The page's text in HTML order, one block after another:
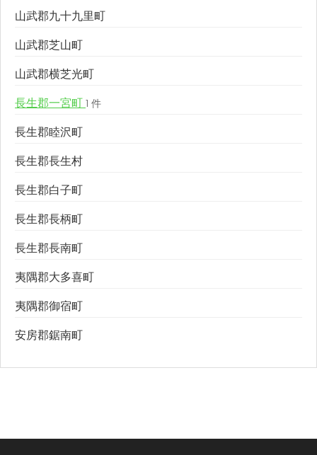
山武郡九十九里町
山武郡芝山町
山武郡横芝光町
長生郡一宮町 1 件
長生郡睦沢町
長生郡長生村
長生郡白子町
長生郡長柄町
長生郡長南町
夷隅郡大多喜町
夷隅郡御宿町
安房郡鋸南町